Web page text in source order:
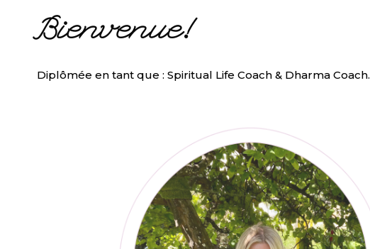
Bienvenue!
Diplômée en tant que : Spiritual Life Coach & Dharma Coach.